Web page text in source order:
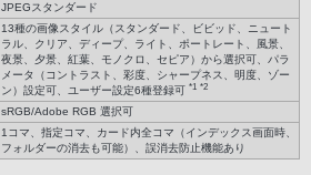
JPEGスタンダード
13種の画像スタイル（スタンダード、ビビッド、ニュート
ラル、クリア、ディープ、ライト、ポートレート、風景、
夜景、夕景、紅葉、モノクロ、セピア）から選択可、パラ
メータ（コントラスト、彩度、シャープネス、明度、ゾー
ン）設定可、ユーザー設定6種登録可 *1 *2
sRGB/Adobe RGB 選択可
1コマ、指定コマ、カード内全コマ（インデックス画面時、
フォルダーの消去も可能）、誤消去防止機能あり